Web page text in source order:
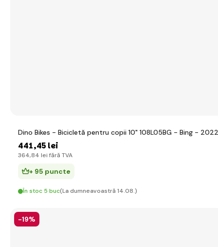
Dino Bikes - Bicicletă pentru copii 10" 108L05BG - Bing - 2022
441,45 lei
364,84 lei fără TVA
+ 95 puncte
În stoc 5 buc(La dumneavoastră 14.08.)
-19%